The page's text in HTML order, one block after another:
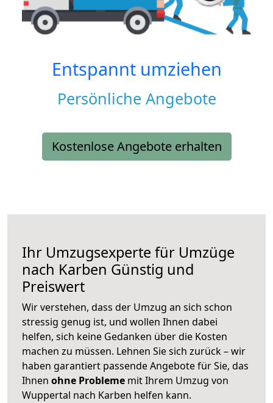
Entspannt umziehen
Persönliche Angebote
Kostenlose Angebote erhalten
Ihr Umzugsexperte für Umzüge
nach Karben Günstig und
Preiswert
Wir verstehen, dass der Umzug an sich schon
stressig genug ist, und wollen Ihnen dabei
helfen, sich keine Gedanken über die Kosten
machen zu müssen. Lehnen Sie sich zurück – wir
haben garantiert passende Angebote für Sie, das
Ihnen ohne Probleme mit Ihrem Umzug von
Wuppertal nach Karben helfen kann.